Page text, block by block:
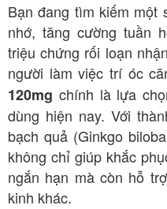
Bạn đang tìm kiếm một
nhớ, tăng cường tuần
triệu chứng rối loạn
người làm việc trí óc
120mg chính là lựa
dùng hiện nay. Với
bạch quả (Ginkgo
không chỉ giúp khắc
ngắn hạn mà còn hỗ
kinh khác.